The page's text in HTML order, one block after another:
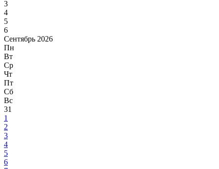
3
4
5
6
Сентябрь 2026
Пн
Вт
Ср
Чт
Пт
Сб
Вс
31
1
2
3
4
5
6